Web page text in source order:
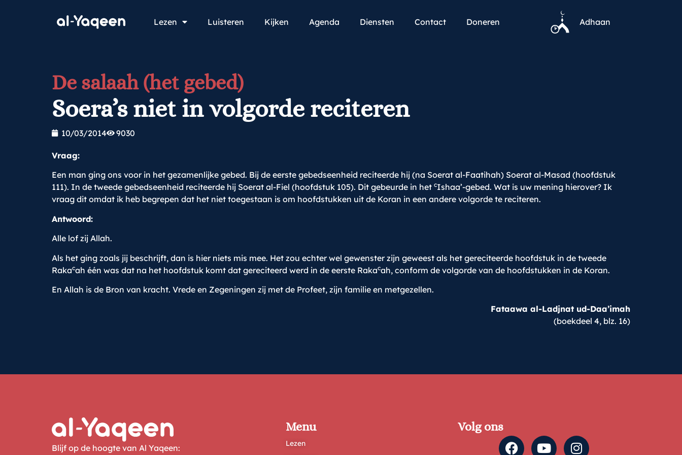
Lezen Luisteren Kijken Agenda Diensten Contact Doneren Adhaan
De salaah (het gebed)
Soera’s niet in volgorde reciteren
10/03/2014 9030
Vraag:
Een man ging ons voor in het gezamenlijke gebed. Bij de eerste gebedseenheid reciteerde hij (na Soerat al-Faatihah) Soerat al-Masad (hoofdstuk
111). In de tweede gebedseenheid reciteerde hij Soerat al-Fiel (hoofdstuk 105). Dit gebeurde in het cIshaa’-gebed. Wat is uw mening hierover? Ik
vraag dit omdat ik heb begrepen dat het niet toegestaan is om hoofdstukken uit de Koran in een andere volgorde te reciteren.
Antwoord:
Alle lof zij Allah.
Als het ging zoals jij beschrijft, dan is hier niets mis mee. Het zou echter wel gewenster zijn geweest als het gereciteerde hoofdstuk in de tweede
Rakacah één was dat na het hoofdstuk komt dat gereciteerd werd in de eerste Rakacah, conform de volgorde van de hoofdstukken in de Koran.
En Allah is de Bron van kracht. Vrede en Zegeningen zij met de Profeet, zijn familie en metgezellen.
Fataawa al-Ladjnat ud-Daa’imah
(boekdeel 4, blz. 16)
Blijf op de hoogte van Al Yaqeen:
Menu
Lezen
Volg ons